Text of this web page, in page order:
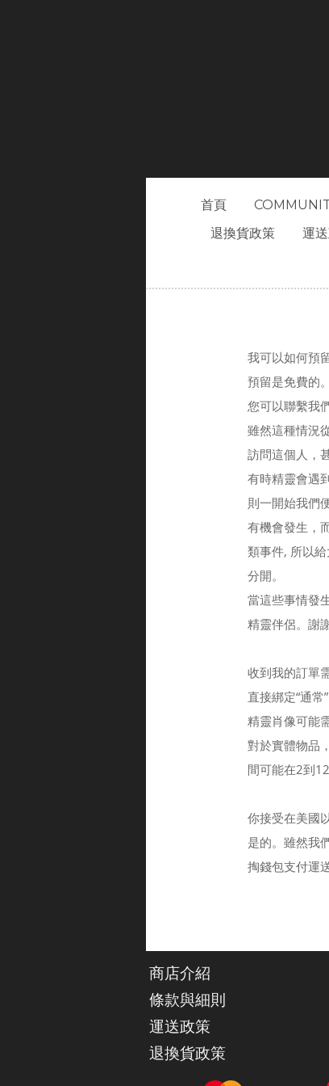
首頁
退換貨政策
運
我可以如何預
預留是免費的。
您可以聯繫我
雖然這種情況
訪問這個人，
有時精靈會遇
則一開始我們
有機會發生，
類事件, 所以
分開。
當這些事情發
精靈伴侶。謝
收到我的訂單
直接綁定“通常
精靈肖像可能
對於實體物品
間可能在2到12
你接受在美國
是的。雖然我
掏錢包支付運
商店介紹
條款與細則
運送政策
退換貨政策